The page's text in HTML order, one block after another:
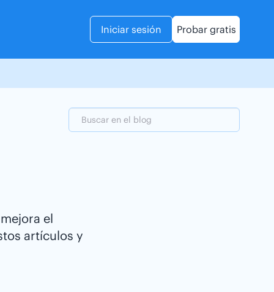
Iniciar sesión Probar gratis
el
artículos y